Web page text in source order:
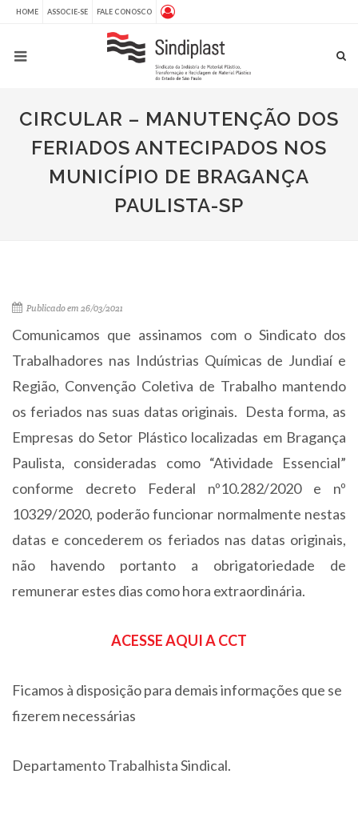
HOME ASSOCIE-SE FALE CONOSCO
CIRCULAR – MANUTENÇÃO DOS
FERIADOS ANTECIPADOS NOS
MUNICÍPIO DE BRAGANÇA
PAULISTA-SP
Publicado em 26/03/2021
Comunicamos que assinamos com o Sindicato dos
Trabalhadores nas Indústrias Químicas de Jundiaí e
Região, Convenção Coletiva de Trabalho mantendo
os feriados nas suas datas originais. Desta forma, as
Empresas do Setor Plástico localizadas em Bragança
Paulista, consideradas como “Atividade Essencial”
conforme decreto Federal nº10.282/2020 e nº
10329/2020, poderão funcionar normalmente nestas
datas e concederem os feriados nas datas originais,
não havendo portanto a obrigatoriedade de
remunerar estes dias como hora extraordinária.
ACESSE AQUI A CCT
Ficamos à disposição para demais informações que se
fizerem necessárias
Departamento Trabalhista Sindical.